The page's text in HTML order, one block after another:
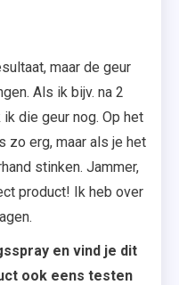
maar de geur
Als ik bijv. na 2
ik die geur nog. Op het
zo erg, maar als je het
stinken. Jammer,
product! Ik heb over
en vind je dit
ook eens testen